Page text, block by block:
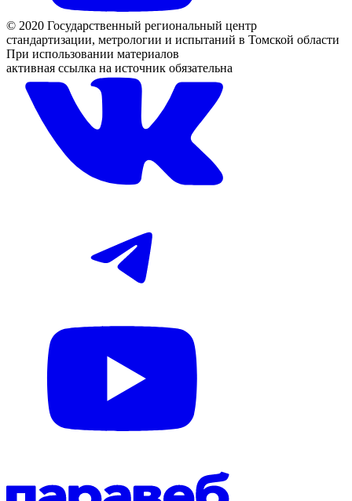
© 2020 Государственный региональный центр
стандартизации, метрологии и испытаний в Томской области
При использовании материалов
активная ссылка на источник обязательна